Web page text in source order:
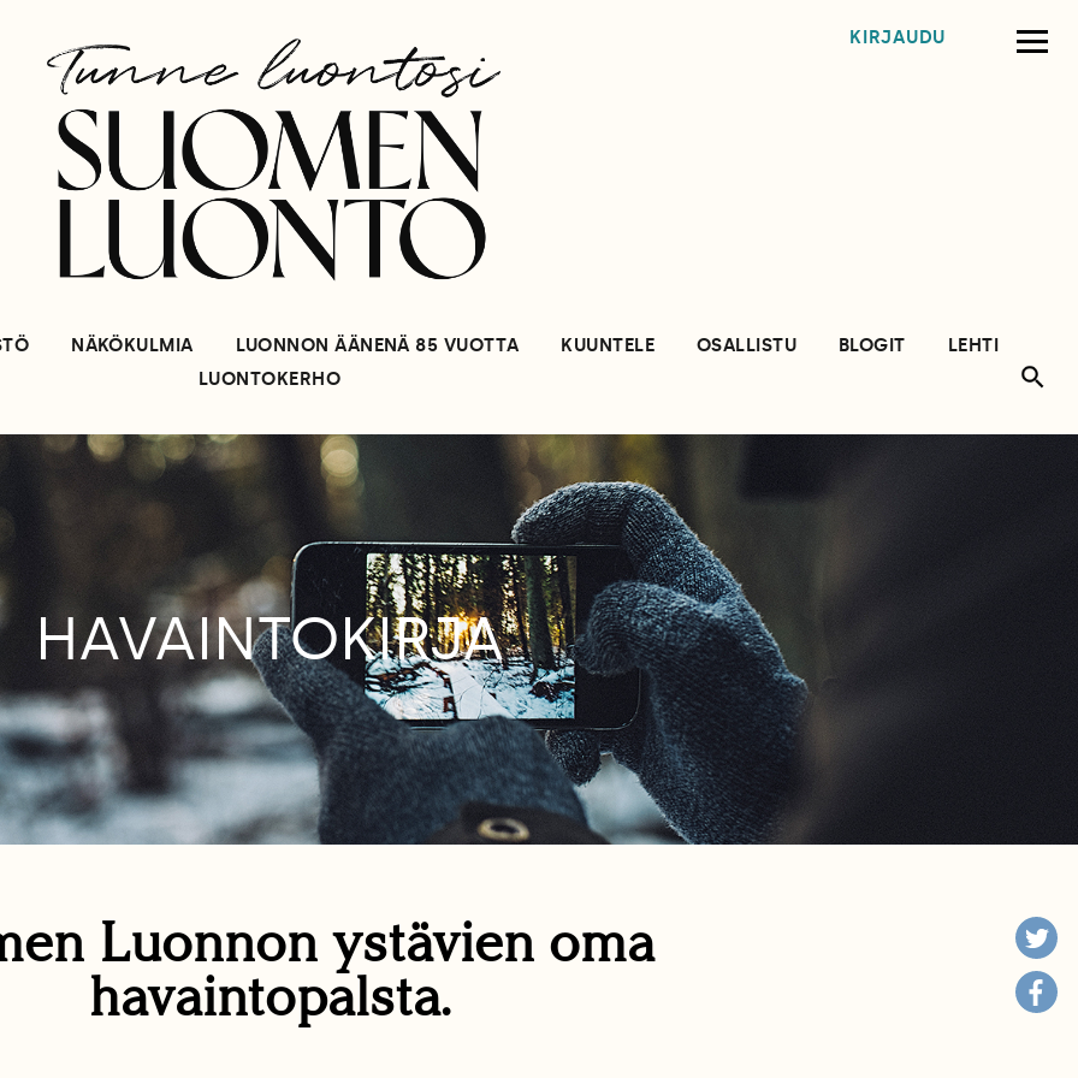
KIRJAUDU
NÄKÖKULMIA LUONNON ÄÄNENÄ 85 VUOTTA KUUNTELE OSALLISTU BLOGIT
LEHTI
LUONTOKERHO
HAVAINTOKIRJA
Luonnon ystävien oma
havaintopalsta.